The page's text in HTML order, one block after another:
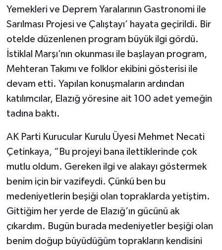
Yemekleri ve Deprem Yaralarının Gastronomi ile
Sarılması Projesi ve Çalıştayı’ hayata geçirildi. Bir
otelde düzenlenen program büyük ilgi gördü.
İstiklal Marşı’nın okunması ile başlayan program,
Mehteran Takımı ve folklor ekibini gösterisi ile
devam etti. Yapılan konuşmaların ardından
katılımcılar, Elazığ yöresine ait 100 adet yemeğin
tadına baktı.
AK Parti Kurucular Kurulu Üyesi Mehmet Necati
Çetinkaya, “Bu projeyi bana ilettiklerinde çok
mutlu oldum. Gereken ilgi ve alakayı göstermek
benim için bir vazifeydi. Çünkü ben bu
medeniyetlerin beşiği olan topraklarda yetiştim.
Gittiğim her yerde de Elazığ’ın gücünü ak
çıkardım. Bugün burada medeniyetler beşiği olan
benim doğup büyüdüğüm toprakların kendisini